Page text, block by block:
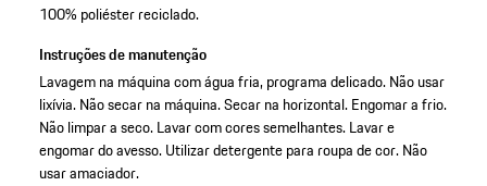
100% poliéster reciclado.
Instruções de manutenção
Lavagem na máquina com água fria, programa delicado. Não usar
lixívia. Não secar na máquina. Secar na horizontal. Engomar a frio.
Não limpar a seco. Lavar com cores semelhantes. Lavar e
engomar do avesso. Utilizar detergente para roupa de cor. Não
usar amaciador.